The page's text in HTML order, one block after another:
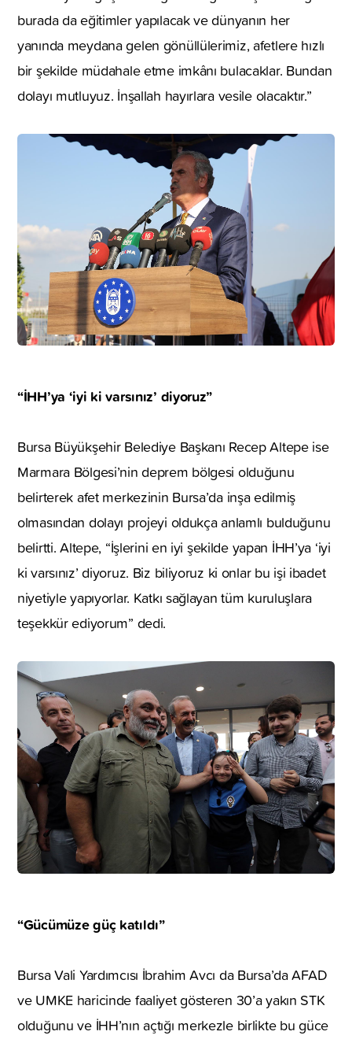
burada da eğitimler yapılacak ve dünyanın her
yanında meydana gelen gönüllülerimiz, afetlere hızlı
bir şekilde müdahale etme imkânı bulacaklar. Bundan
dolayı mutluyuz. İnşallah hayırlara vesile olacaktır.”
“İHH’ya ‘iyi ki varsınız’ diyoruz”
Bursa Büyükşehir Belediye Başkanı Recep Altepe ise
Marmara Bölgesi’nin deprem bölgesi olduğunu
belirterek afet merkezinin Bursa’da inşa edilmiş
olmasından dolayı projeyi oldukça anlamlı bulduğunu
belirtti. Altepe, “İşlerini en iyi şekilde yapan İHH’ya ‘iyi
ki varsınız’ diyoruz. Biz biliyoruz ki onlar bu işi ibadet
niyetiyle yapıyorlar. Katkı sağlayan tüm kuruluşlara
teşekkür ediyorum” dedi.
“Gücümüze güç katıldı”
Bursa Vali Yardımcısı İbrahim Avcı da Bursa’da AFAD
ve UMKE haricinde faaliyet gösteren 30’a yakın STK
olduğunu ve İHH’nın açtığı merkezle birlikte bu güce